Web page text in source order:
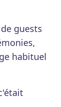
guests
habituel